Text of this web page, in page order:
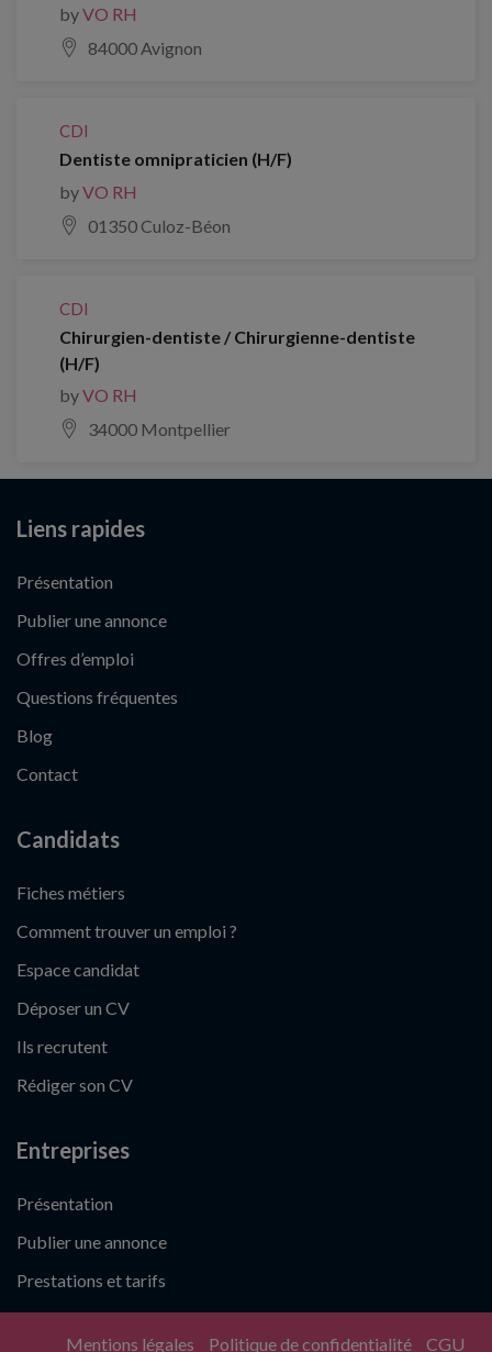
byVO RH
84000 Avignon
CDI
Dentiste omnipraticien (H/F)
byVO RH
01350 Culoz-Béon
CDI
Chirurgien-dentiste / Chirurgienne-dentiste
(H/F)
byVO RH
34000 Montpellier
Liens rapides
Présentation
Publier une annonce
Offres d’emploi
Questions fréquentes
Blog
Contact
Candidats
Fiches métiers
Comment trouver un emploi ?
Espace candidat
Déposer un CV
Ils recrutent
Rédiger son CV
Entreprises
Présentation
Publier une annonce
Prestations et tarifs
Mentions légales Politique de confidentialité CGU